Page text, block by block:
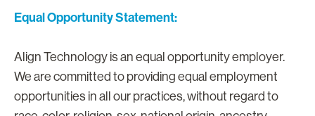
Equal Opportunity Statement:
Align Technology is an equal opportunity employer.
We are committed to providing equal employment
opportunities in all our practices, without regard to